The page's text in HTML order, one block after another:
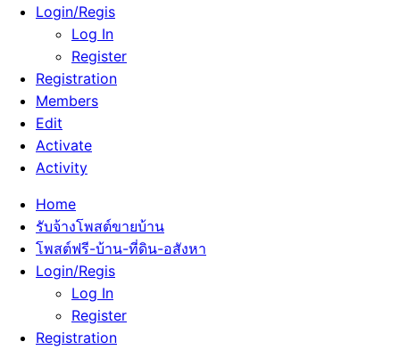
Login/Regis
Log In
Register
Registration
Members
Edit
Activate
Activity
Home
รับจ้างโพสต์ขายบ้าน
โพสต์ฟรี-บ้าน-ที่ดิน-อสังหา
Login/Regis
Log In
Register
Registration